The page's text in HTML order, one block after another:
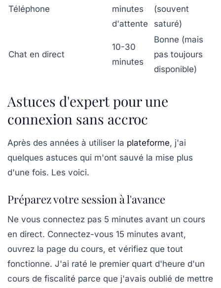
Téléphone
minutes
d'attente
(souvent
saturé)
Chat en direct
10-30
minutes
Bonne (mais
pas toujours
disponible)
Astuces d'expert pour une
connexion sans accroc
Après des années à utiliser la plateforme, j'ai
quelques astuces qui m'ont sauvé la mise plus
d'une fois. Les voici.
Préparez votre session à l'avance
Ne vous connectez pas 5 minutes avant un cours
en direct. Connectez-vous 15 minutes avant,
ouvrez la page du cours, et vérifiez que tout
fonctionne. J'ai raté le premier quart d'heure d'un
cours de fiscalité parce que j'avais oublié de mettre